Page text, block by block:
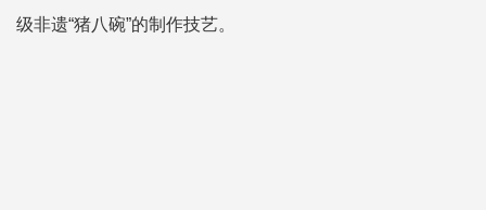
级非遗“猪八碗”的制作技艺。